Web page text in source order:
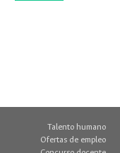
Talento humano
Ofertas de empleo